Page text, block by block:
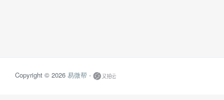
Copyright © 2026 易微帮 -